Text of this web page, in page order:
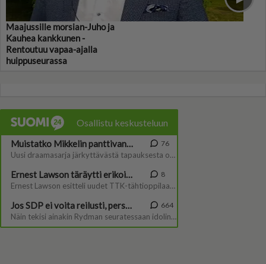
Maajussille morsian-Juho ja
Kauhea kankkunen -
Rentoutuu vapaa-ajalla
huippuseurassa